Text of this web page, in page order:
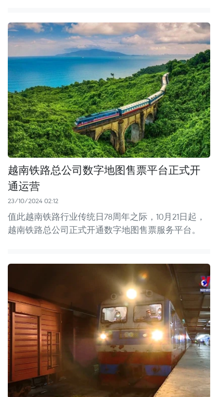
越南铁路总公司数字地图售票平台正式开
通运营
23/10/2024 02:12
值此越南铁路行业传统日78周年之际，10月21日起，
越南铁路总公司正式开通数字地图售票服务平台。